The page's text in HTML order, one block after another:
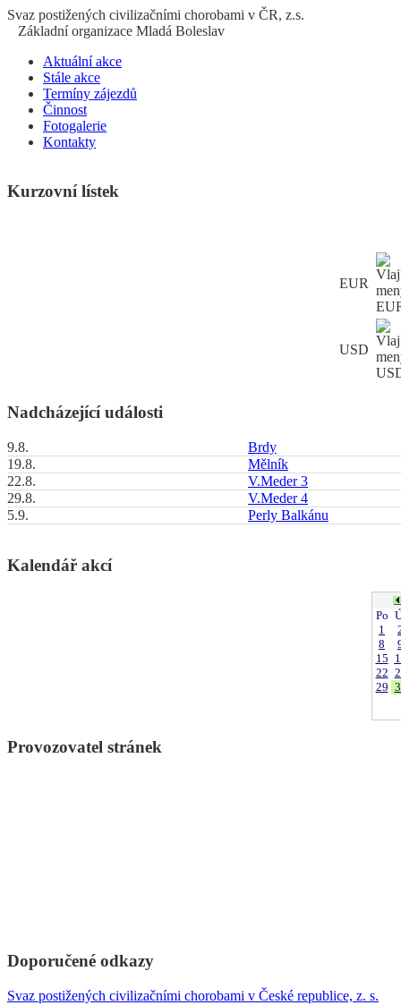
Svaz postižených civilizačními chorobami v ČR, z.s.
Základní organizace Mladá Boleslav
Aktuální akce
Stále akce
Termíny zájezdů
Činnost
Fotogalerie
Kontakty
Kurzovní lístek
EUR
USD
Nadcházející události
9.8.
Brdy
19.8.
Mělník
22.8.
V.Meder 3
29.8.
V.Meder 4
5.9.
Perly Balkánu
Kalendář akcí
Po
1
8
15
22
29
Provozovatel stránek
Doporučené odkazy
Svaz postižených civilizačními chorobami v České republice, z. s.